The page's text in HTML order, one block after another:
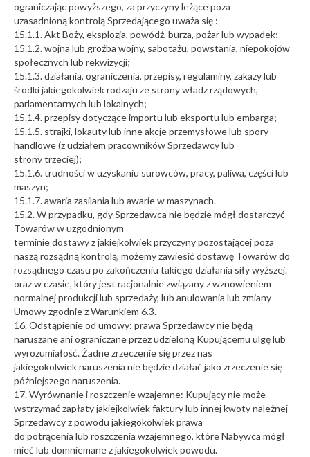
ograniczając powyższego, za przyczyny leżące poza
uzasadnioną kontrolą Sprzedającego uważa się :
15.1.1. Akt Boży, eksplozja, powódź, burza, pożar lub wypadek;
15.1.2. wojna lub groźba wojny, sabotażu, powstania, niepokojów
społecznych lub rekwizycji;
15.1.3. działania, ograniczenia, przepisy, regulaminy, zakazy lub
środki jakiegokolwiek rodzaju ze strony władz rządowych,
parlamentarnych lub lokalnych;
15.1.4. przepisy dotyczące importu lub eksportu lub embarga;
15.1.5. strajki, lokauty lub inne akcje przemysłowe lub spory
handlowe (z udziałem pracowników Sprzedawcy lub
strony trzeciej);
15.1.6. trudności w uzyskaniu surowców, pracy, paliwa, części lub
maszyn;
15.1.7. awaria zasilania lub awarie w maszynach.
15.2. W przypadku, gdy Sprzedawca nie będzie mógł dostarczyć
Towarów w uzgodnionym
terminie dostawy z jakiejkolwiek przyczyny pozostającej poza
naszą rozsądną kontrolą, możemy zawiesić dostawę Towarów do
rozsądnego czasu po zakończeniu takiego działania siły wyższej.
oraz w czasie, który jest racjonalnie związany z wznowieniem
normalnej produkcji lub sprzedaży, lub anulowania lub zmiany
Umowy zgodnie z Warunkiem 6.3.
16. Odstąpienie od umowy: prawa Sprzedawcy nie będą
naruszane ani ograniczane przez udzieloną Kupującemu ulgę lub
wyrozumiałość. Żadne zrzeczenie się przez nas
jakiegokolwiek naruszenia nie będzie działać jako zrzeczenie się
późniejszego naruszenia.
17. Wyrównanie i roszczenie wzajemne: Kupujący nie może
wstrzymać zapłaty jakiejkolwiek faktury lub innej kwoty należnej
Sprzedawcy z powodu jakiegokolwiek prawa
do potrącenia lub roszczenia wzajemnego, które Nabywca mógł
mieć lub domniemane z jakiegokolwiek powodu.